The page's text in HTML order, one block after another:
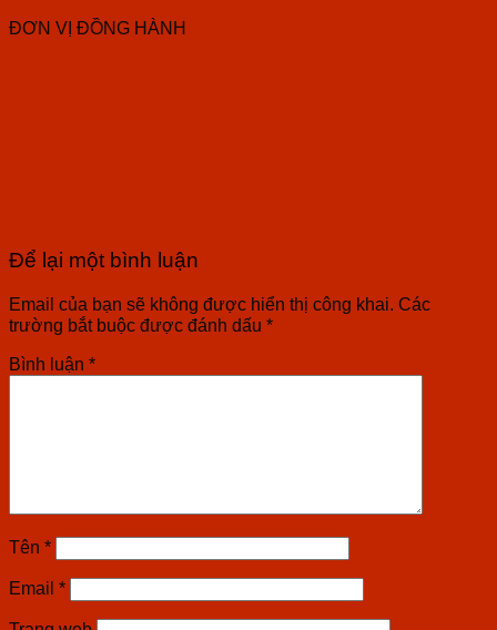
ĐƠN VỊ ĐỒNG HÀNH
Để lại một bình luận
Email của bạn sẽ không được hiển thị công khai. Các
trường bắt buộc được đánh dấu *
Bình luận *
Tên *
Email *